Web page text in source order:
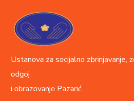
Ustanova za socijalno zbrinjavanje,
odgoj
i obrazovanje Pazarić